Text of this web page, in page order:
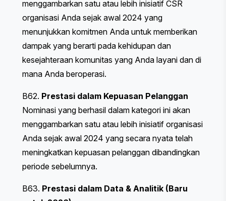
menggambarkan satu atau lebih inisiatif CSR
organisasi Anda sejak awal 2024 yang
menunjukkan komitmen Anda untuk memberikan
dampak yang berarti pada kehidupan dan
kesejahteraan komunitas yang Anda layani dan di
mana Anda beroperasi.
B62. Prestasi dalam Kepuasan Pelanggan
Nominasi yang berhasil dalam kategori ini akan
menggambarkan satu atau lebih inisiatif organisasi
Anda sejak awal 2024 yang secara nyata telah
meningkatkan kepuasan pelanggan dibandingkan
periode sebelumnya.
B63. Prestasi dalam Data & Analitik (Baru